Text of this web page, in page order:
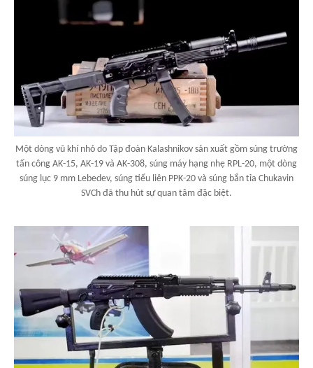
Một dòng vũ khí nhỏ do Tập đoàn Kalashnikov sản xuất gồm súng trường
tấn công AK-15, AK-19 và AK-308, súng máy hạng nhẹ RPL-20, một dòng
súng lục 9 mm Lebedev, súng tiểu liên PPK-20 và súng bắn tỉa Chukavin
SVCh đã thu hút sự quan tâm đặc biệt.